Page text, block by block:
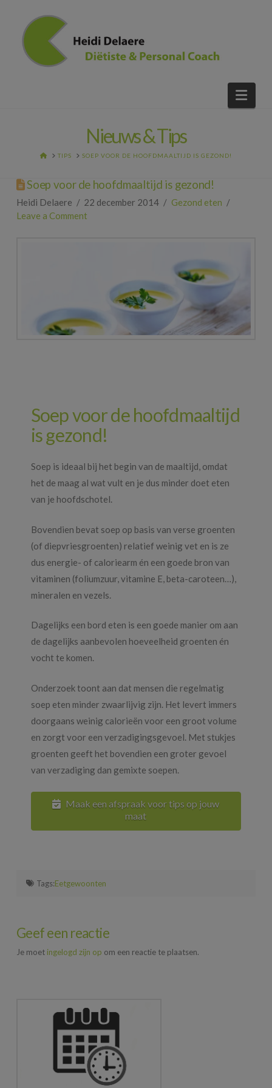
Nieuws & Tips
HOME
TIPS SOEP VOOR DE HOOFDMAALTIJD IS GEZOND!
Soep voor de hoofdmaaltijd is gezond!
Heidi Delaere 22 december 2014
Gezond eten
Leave a Comment
Soep voor de hoofdmaaltijd
is gezond!
Soep is ideaal bij het begin van de maaltijd, omdat
het de maag al wat vult en je dus minder doet eten
van je hoofdschotel.
Bovendien bevat soep op basis van verse groenten
(of diepvriesgroenten) relatief weinig vet en is ze
dus energie- of caloriearm én een goede bron van
vitaminen (foliumzuur, vitamine E, beta-caroteen…),
mineralen en vezels.
Dagelijks een bord eten is een goede manier om aan
de dagelijks aanbevolen hoeveelheid groenten én
vocht te komen.
Onderzoek toont aan dat mensen die regelmatig
soep eten minder zwaarlijvig zijn. Het levert immers
doorgaans weinig calorieën voor een groot volume
en zorgt voor een verzadigingsgevoel. Met stukjes
groenten geeft het bovendien een groter gevoel
van verzadiging dan gemixte soepen.
Maak een afspraak voor tips op jouw
maat
Tags:Eetgewoonten
Geef een reactie
Je moet ingelogd zijn op om een reactie te plaatsen.